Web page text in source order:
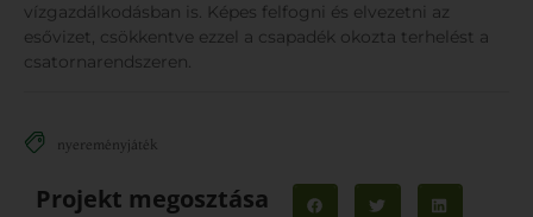
vízgazdálkodásban is. Képes felfogni és elvezetni az
esővizet, csökkentve ezzel a csapadék okozta terhelést a
csatornarendszeren.
nyereményjáték
Projekt megosztása